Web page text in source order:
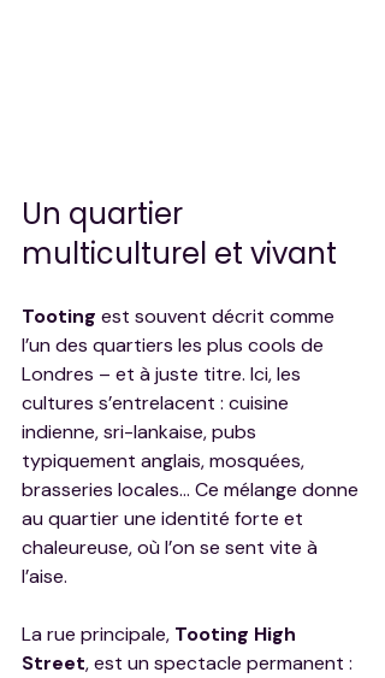
Un quartier
multiculturel et vivant
Tooting est souvent décrit comme
l’un des quartiers les plus cools de
Londres – et à juste titre. Ici, les
cultures s’entrelacent : cuisine
indienne, sri-lankaise, pubs
typiquement anglais, mosquées,
brasseries locales… Ce mélange donne
au quartier une identité forte et
chaleureuse, où l’on se sent vite à
l’aise.
La rue principale, Tooting High
Street, est un spectacle permanent :